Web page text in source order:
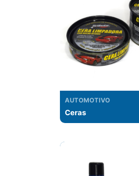
AUTOMOTIVO
Ceras